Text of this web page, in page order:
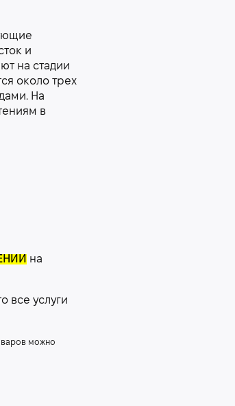
и
на стадии
около трех
На
в
на
все услуги
можно